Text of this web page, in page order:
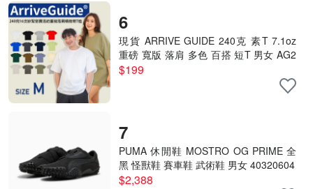
6
現貨 ARRIVE GUIDE 240克 素T 7.1oz
重磅 寬版 落肩 多色 百搭 短T 男女 AG2
4000- M號賣場
$199
7
PUMA 休閒鞋 MOSTRO OG PRIME 全
黑 怪獸鞋 賽車鞋 武術鞋 男女 40320604
$2,388